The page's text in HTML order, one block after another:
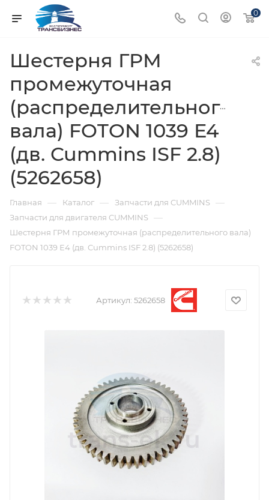
0
Шестерня ГРМ
промежуточная
(распределительного
вала) FOTON 1039 Е4
(дв. Cummins ISF 2.8)
(5262658)
Главная — Каталог — Запчасти для CUMMINS —
Запчасти для двигателя CUMMINS —
Шестерня ГРМ промежуточная (распределительного вала)
FOTON 1039 Е4 (дв. Cummins ISF 2.8) (5262658)
Артикул: 5262658